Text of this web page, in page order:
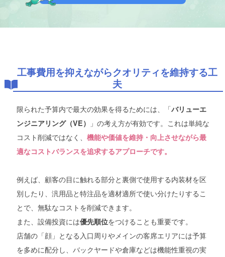
工事費用を抑えながらクオリティを維持する工
夫
限られた予算内で最大の効果を得るためには、「バリューエ
ンジニアリング（VE）
」の考え方が有効です。これは単純な
コスト削減ではなく、機能や価値を維持・向上させながら最
適なコストバランスを追求するアプローチです。
例えば、顧客の目に触れる部分と裏側で使用する内装材を区
別したり、汎用品と特注品を適材適所で使い分けたりするこ
とで、無駄なコストを削減できます。
また、設備投資には優先順位をつけることも重要です。
店舗の「顔」となる入口周りやメインの客席エリアには予算
を多めに配分し、バックヤードや倉庫などは機能性重視の実